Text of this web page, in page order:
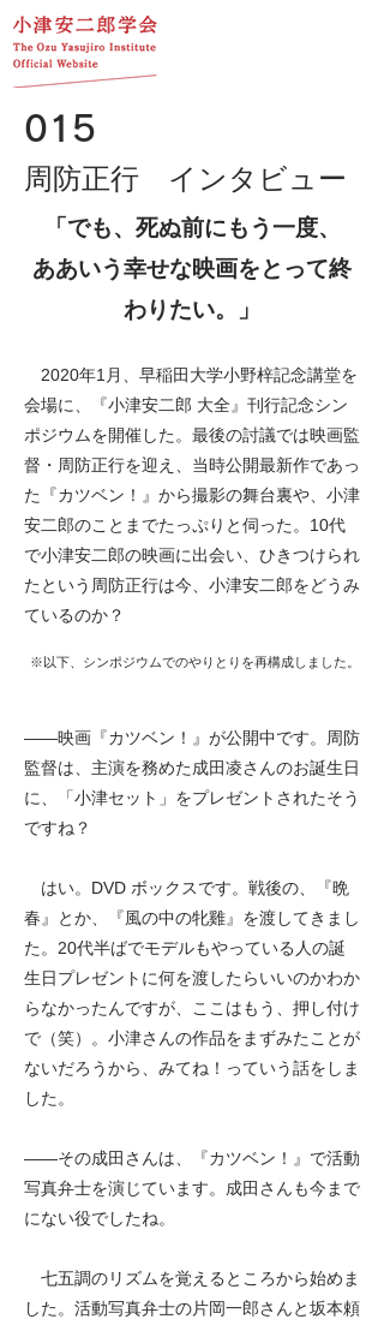
015
周防正行 インタビュー
「でも、死ぬ前にもう一度、
ああいう幸せな映画をとって終
わりたい。」
2020年1月、早稲田大学小野梓記念講堂を
会場に、『小津安二郎 大全』刊行記念シン
ポジウムを開催した。最後の討議では映画監
督・周防正行を迎え、当時公開最新作であっ
た『カツベン！』から撮影の舞台裏や、小津
安二郎のことまでたっぷりと伺った。10代
で小津安二郎の映画に出会い、ひきつけられ
たという周防正行は今、小津安二郎をどうみ
ているのか？
※以下、シンポジウムでのやりとりを再構成しました。
――映画『カツベン！』が公開中です。周防
監督は、主演を務めた成田凌さんのお誕生日
に、「小津セット」をプレゼントされたそう
ですね？
はい。DVD ボックスです。戦後の、『晩
春』とか、『風の中の牝雞』を渡してきまし
た。20代半ばでモデルもやっている人の誕
生日プレゼントに何を渡したらいいのかわか
らなかったんですが、ここはもう、押し付け
で（笑）。小津さんの作品をまずみたことが
ないだろうから、みてね！っていう話をしま
した。
――その成田さんは、『カツベン！』で活動
写真弁士を演じています。成田さんも今まで
にない役でしたね。
七五調のリズムを覚えるところから始めま
した。活動写真弁士の片岡一郎さんと坂本頼